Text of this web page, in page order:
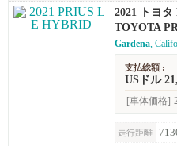
2021 トヨタ
TOYOTA
Gardena,
支払総額 :
USドル
[車体価格]
走行距離